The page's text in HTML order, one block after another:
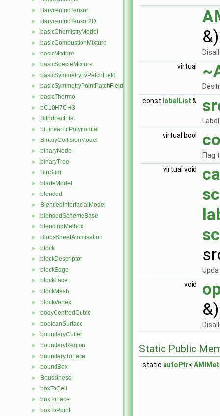
► BarycentricTensor
► BarycentricTensor2D
► basicChemistryModel
► basicCombustionMixture
► basicMixture
► basicSpecieMixture
► basicSymmetryFvPatchField
► basicSymmetryPointPatchField
► basicThermo
► bC10H7CH3
► BiIndirectList
► biLinearFitPolynomial
► BinaryCollisionModel
► binaryNode
► binaryTree
► BinSum
► bladeModel
► blended
► BlendedInterfacialModel
► blendedSchemeBase
► blendingMethod
► BlobsSheetAtomisation
► block
► blockDescriptor
► blockEdge
► blockFace
► blockMesh
► blockVertex
► bodyCentredCubic
► booleanSurface
► boundaryCutter
► boundaryRegion
► boundaryToFace
► boundBox
► Boussinesq
► boxToCell
► boxToFace
► boxToPoint
virtual
const labelList &
virtual bool
Flag
virtual void
void
Static Public
static autoPtr<